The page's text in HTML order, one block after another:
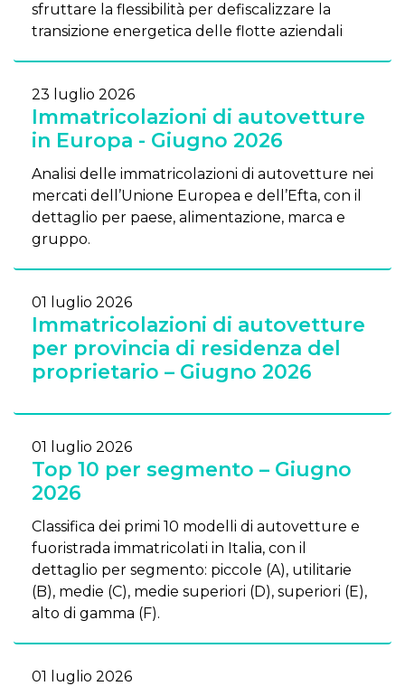
sfruttare la flessibilità per defiscalizzare la
transizione energetica delle flotte aziendali
23 luglio 2026
Immatricolazioni di autovetture
in Europa - Giugno 2026
Analisi delle immatricolazioni di autovetture nei
mercati dell’Unione Europea e dell’Efta, con il
dettaglio per paese, alimentazione, marca e
gruppo.
01 luglio 2026
Immatricolazioni di autovetture
per provincia di residenza del
proprietario – Giugno 2026
01 luglio 2026
Top 10 per segmento – Giugno
2026
Classifica dei primi 10 modelli di autovetture e
fuoristrada immatricolati in Italia, con il
dettaglio per segmento: piccole (A), utilitarie
(B), medie (C), medie superiori (D), superiori (E),
alto di gamma (F).
01 luglio 2026